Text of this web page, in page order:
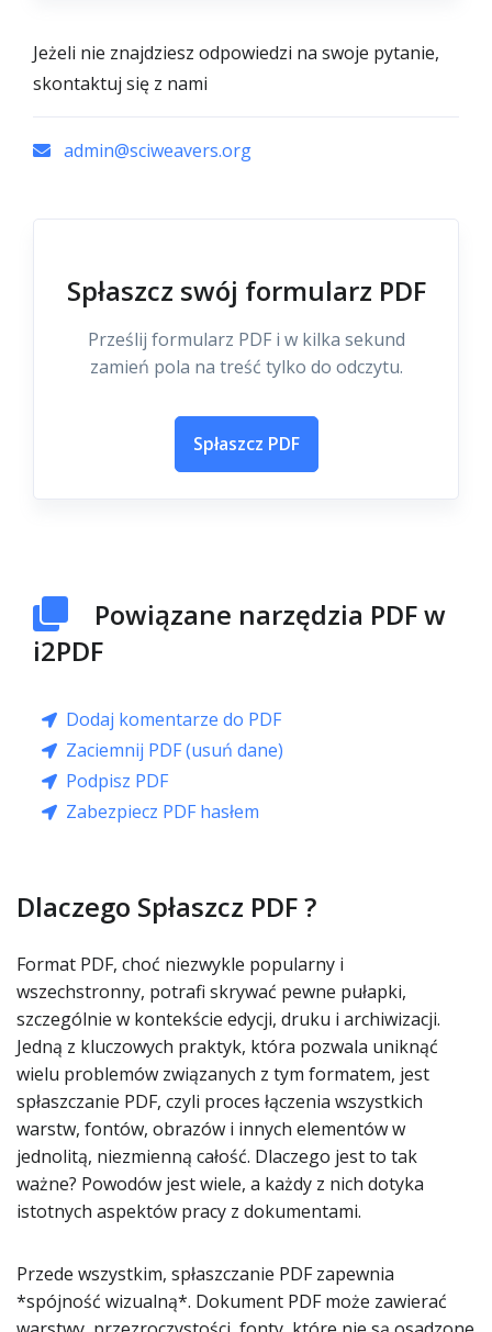
Jeżeli nie znajdziesz odpowiedzi na swoje pytanie,
skontaktuj się z nami
admin@sciweavers.org
Spłaszcz swój formularz PDF
Prześlij formularz PDF i w kilka sekund
zamień pola na treść tylko do odczytu.
Spłaszcz PDF
Powiązane narzędzia PDF w
i2PDF
Dodaj komentarze do PDF
Zaciemnij PDF (usuń dane)
Podpisz PDF
Zabezpiecz PDF hasłem
Dlaczego Spłaszcz PDF ?
Format PDF, choć niezwykle popularny i
wszechstronny, potrafi skrywać pewne pułapki,
szczególnie w kontekście edycji, druku i archiwizacji.
Jedną z kluczowych praktyk, która pozwala uniknąć
wielu problemów związanych z tym formatem, jest
spłaszczanie PDF, czyli proces łączenia wszystkich
warstw, fontów, obrazów i innych elementów w
jednolitą, niezmienną całość. Dlaczego jest to tak
ważne? Powodów jest wiele, a każdy z nich dotyka
istotnych aspektów pracy z dokumentami.
Przede wszystkim, spłaszczanie PDF zapewnia
*spójność wizualną*. Dokument PDF może zawierać